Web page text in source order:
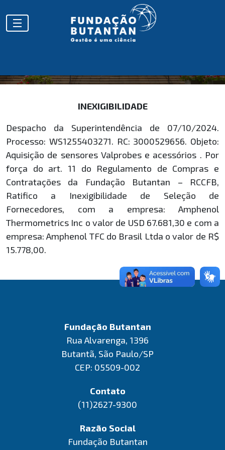
HOMOLOGAÇÕES
INEXIGIBILIDADE
Despacho da Superintendência de 07/10/2024.
Processo: WS1255403271. RC: 3000529656. Objeto:
Aquisição de sensores Valprobes e acessórios . Por
força do art. 11 do Regulamento de Compras e
Contratações da Fundação Butantan – RCCFB,
Ratifico a Inexigibilidade de Seleção de
Fornecedores, com a empresa: Amphenol
Thermometrics Inc o valor de USD 67.681,30 e com a
empresa: Amphenol TFC do Brasil Ltda o valor de R$
15.778,00.
Fundação Butantan
Rua Alvarenga, 1396
Butantã, São Paulo/SP
CEP: 05509-002
Contato
(11)2627-9300
Razão Social
Fundação Butantan